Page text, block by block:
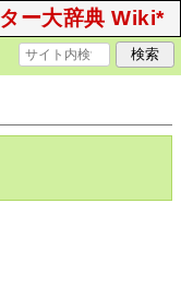
ー大辞典 Wiki*